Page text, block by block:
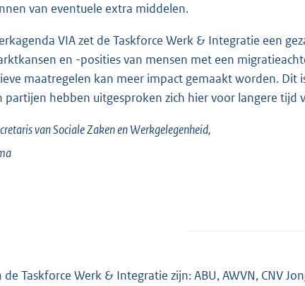
van eventuele extra middelen.
VIA zet de Taskforce Werk & Integratie een
en -posities van mensen met een
maatregelen kan meer impact gemaakt worden. Dit
partijen hebben uitgesproken zich hier voor langere tijd
van Sociale Zaken en Werkgelegenheid,
de Taskforce Werk & Integratie zijn: ABU, AWVN, CNV